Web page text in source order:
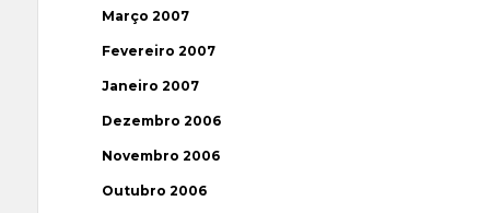
Março 2007
Fevereiro 2007
Janeiro 2007
Dezembro 2006
Novembro 2006
Outubro 2006